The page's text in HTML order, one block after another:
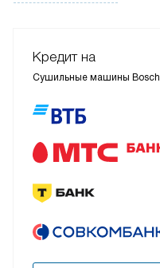
Кредит на
Сушильные машины Bosch